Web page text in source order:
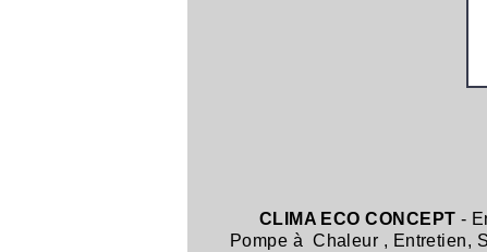
CLIMA ECO CONCEPT -
Pompe à Chaleur , Entretien,